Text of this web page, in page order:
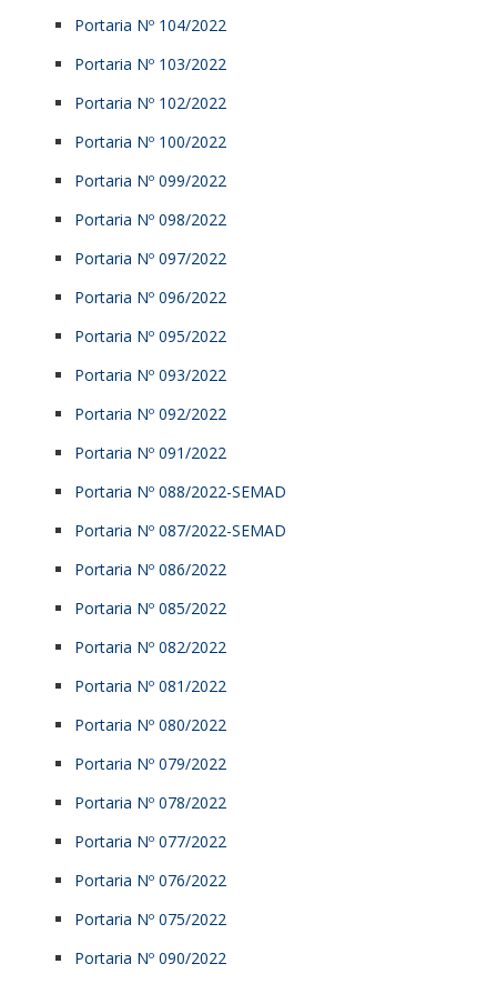
Portaria Nº 104/2022
Portaria Nº 103/2022
Portaria Nº 102/2022
Portaria Nº 100/2022
Portaria Nº 099/2022
Portaria Nº 098/2022
Portaria Nº 097/2022
Portaria Nº 096/2022
Portaria Nº 095/2022
Portaria Nº 093/2022
Portaria Nº 092/2022
Portaria Nº 091/2022
Portaria Nº 088/2022-SEMAD
Portaria Nº 087/2022-SEMAD
Portaria Nº 086/2022
Portaria Nº 085/2022
Portaria Nº 082/2022
Portaria Nº 081/2022
Portaria Nº 080/2022
Portaria Nº 079/2022
Portaria Nº 078/2022
Portaria Nº 077/2022
Portaria Nº 076/2022
Portaria Nº 075/2022
Portaria Nº 090/2022